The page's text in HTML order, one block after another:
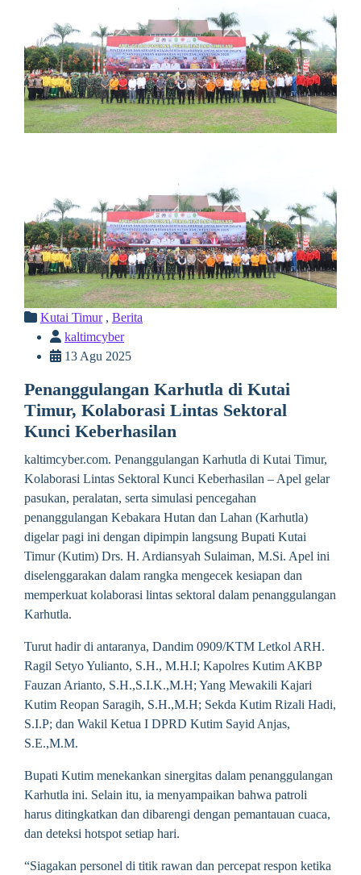
Kutai Timur, Berita
kaltimcyber
13 Agu 2025
Penanggulangan Karhutla di Kutai
Timur, Kolaborasi Lintas Sektoral
Kunci Keberhasilan
kaltimcyber.com. Penanggulangan Karhutla di Kutai Timur,
Kolaborasi Lintas Sektoral Kunci Keberhasilan – Apel gelar
pasukan, peralatan, serta simulasi pencegahan
penanggulangan Kebakara Hutan dan Lahan (Karhutla)
digelar pagi ini dengan dipimpin langsung Bupati Kutai
Timur (Kutim) Drs. H. Ardiansyah Sulaiman, M.Si. Apel ini
diselenggarakan dalam rangka mengecek kesiapan dan
memperkuat kolaborasi lintas sektoral dalam penanggulangan
Karhutla.
Turut hadir di antaranya, Dandim 0909/KTM Letkol ARH.
Ragil Setyo Yulianto, S.H., M.H.I; Kapolres Kutim AKBP
Fauzan Arianto, S.H.,S.I.K.,M.H; Yang Mewakili Kajari
Kutim Reopan Saragih, S.H.,M.H; Sekda Kutim Rizali Hadi,
S.I.P; dan Wakil Ketua I DPRD Kutim Sayid Anjas,
S.E.,M.M.
Bupati Kutim menekankan sinergitas dalam penanggulangan
Karhutla ini. Selain itu, ia menyampaikan bahwa patroli
harus ditingkatkan dan dibarengi dengan pemantauan cuaca,
dan deteksi hotspot setiap hari.
“Siagakan personel di titik rawan dan percepat respon ketika